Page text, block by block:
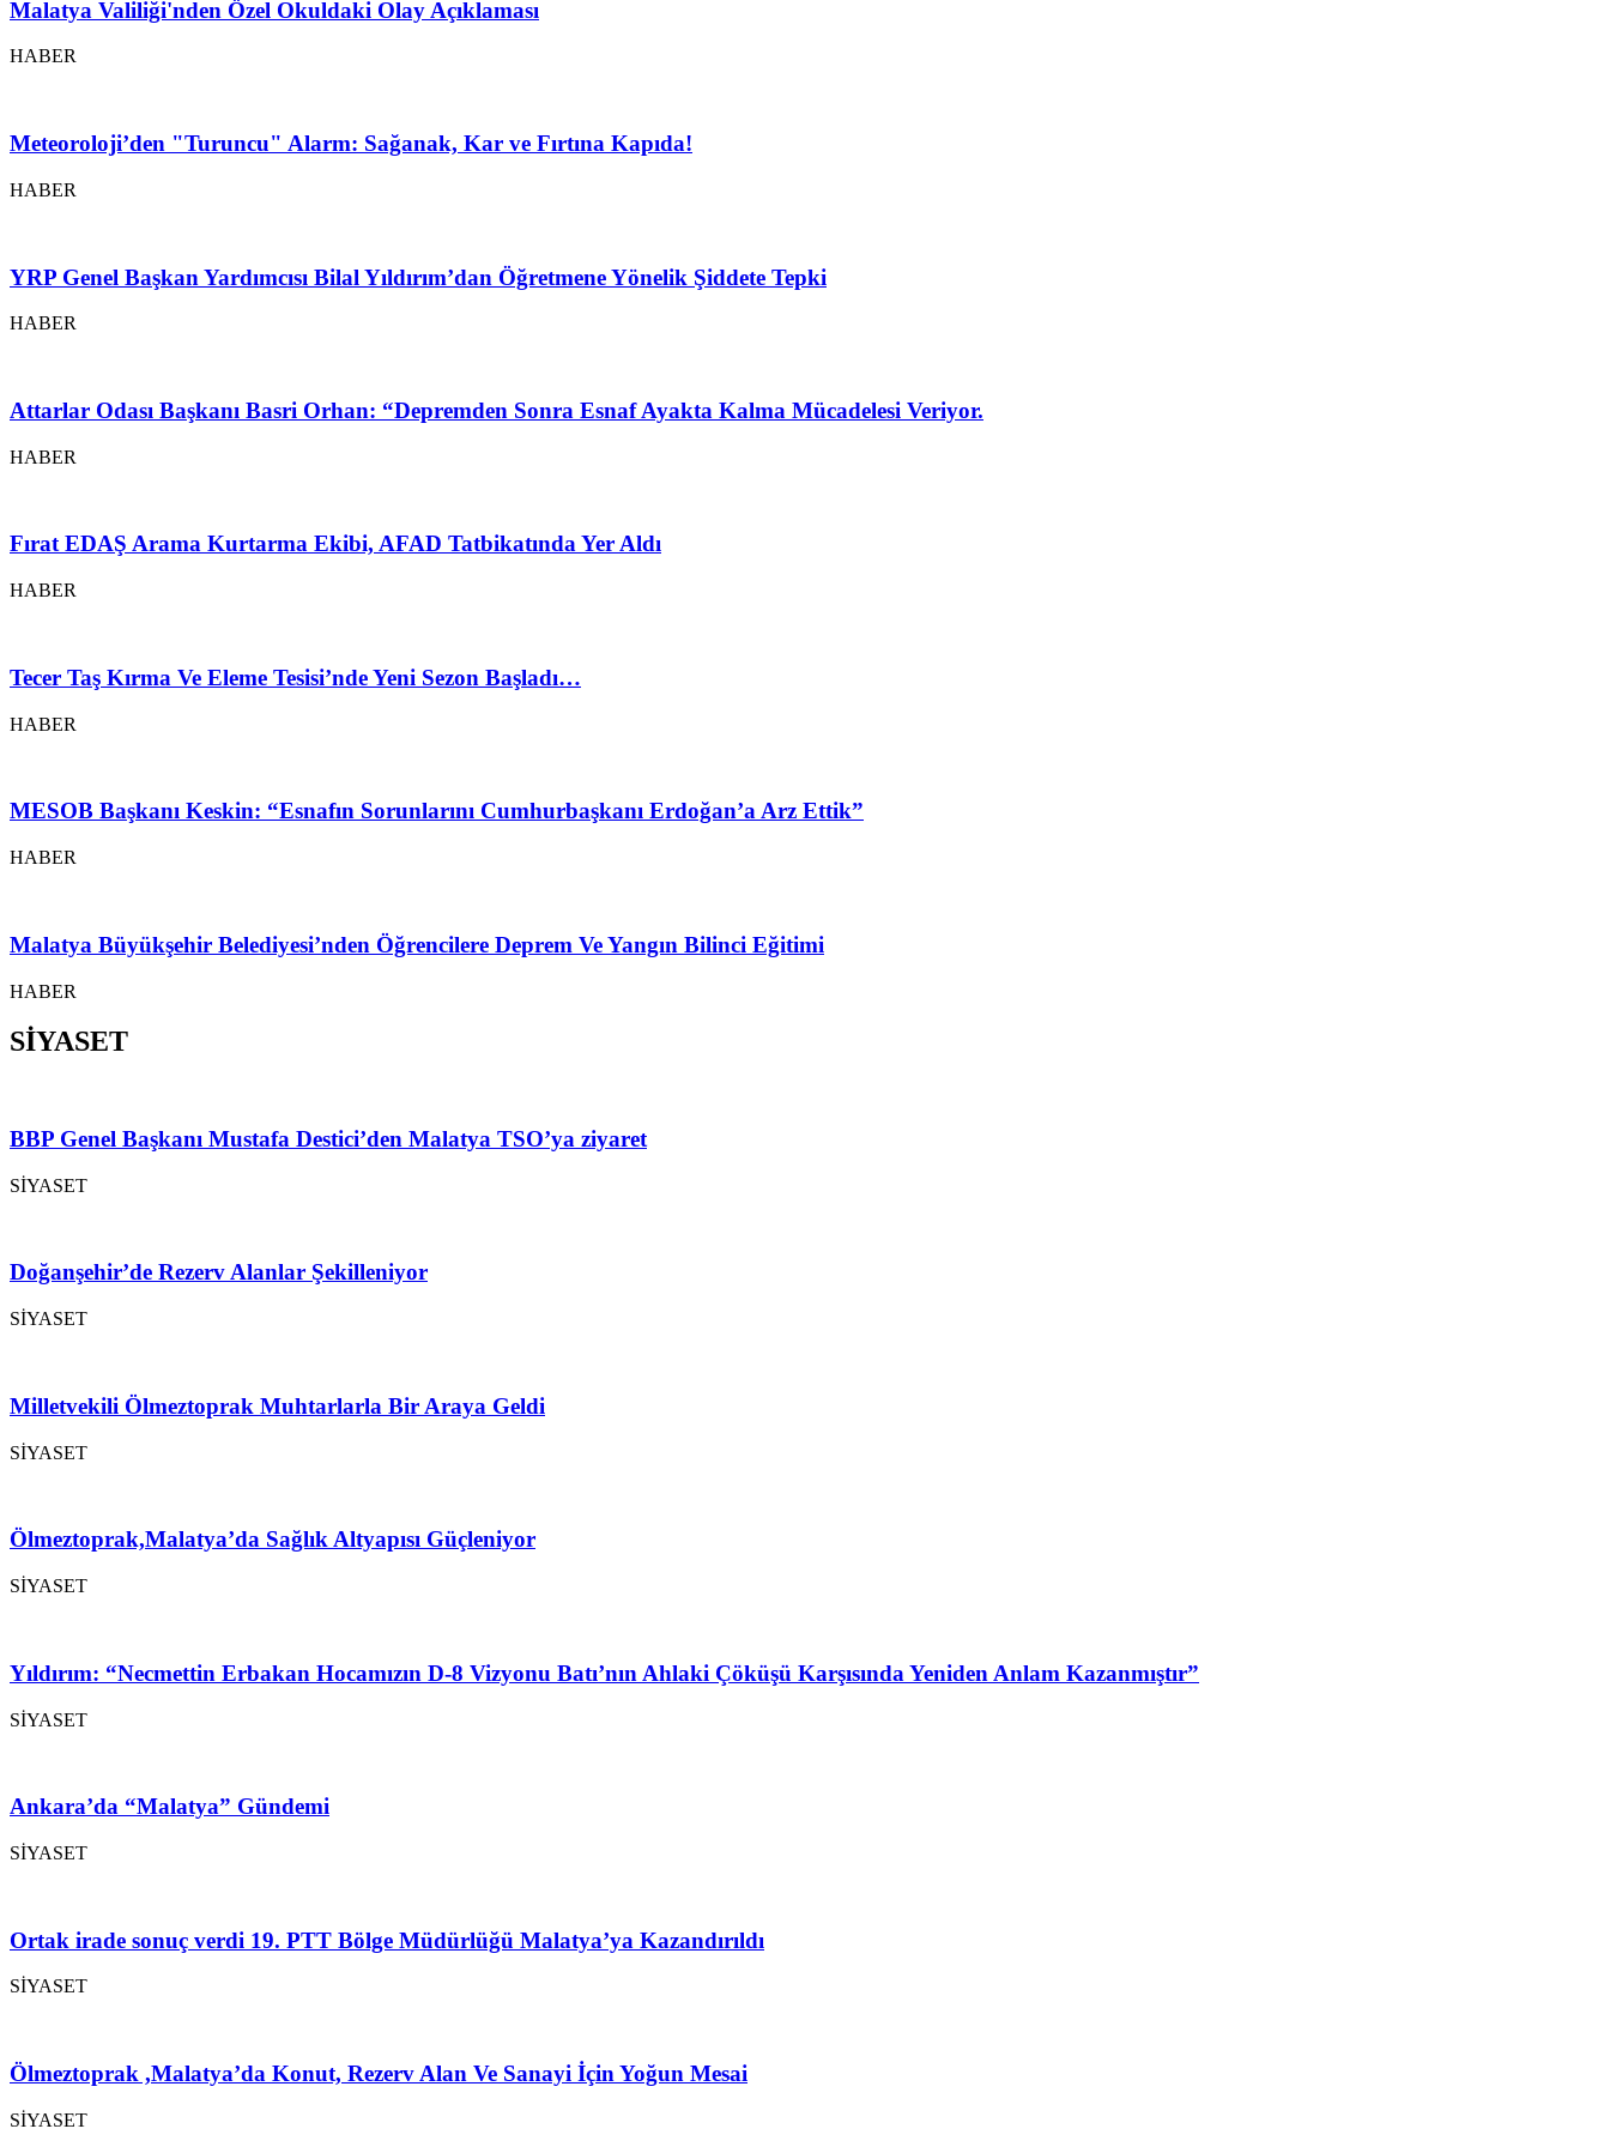
Malatya Valiliği'nden Özel Okuldaki Olay Açıklaması
HABER
Meteoroloji’den "Turuncu" Alarm: Sağanak, Kar ve Fırtına Kapıda!
HABER
YRP Genel Başkan Yardımcısı Bilal Yıldırım’dan Öğretmene Yönelik Şiddete Tepki
HABER
Attarlar Odası Başkanı Basri Orhan: “Depremden Sonra Esnaf Ayakta Kalma Mücadelesi Veriyor.
HABER
Fırat EDAŞ Arama Kurtarma Ekibi, AFAD Tatbikatında Yer Aldı
HABER
Tecer Taş Kırma Ve Eleme Tesisi’nde Yeni Sezon Başladı…
HABER
MESOB Başkanı Keskin: “Esnafın Sorunlarını Cumhurbaşkanı Erdoğan’a Arz Ettik”
HABER
Malatya Büyükşehir Belediyesi’nden Öğrencilere Deprem Ve Yangın Bilinci Eğitimi
HABER
SİYASET
BBP Genel Başkanı Mustafa Destici’den Malatya TSO’ya ziyaret
SİYASET
Doğanşehir’de Rezerv Alanlar Şekilleniyor
SİYASET
Milletvekili Ölmeztoprak Muhtarlarla Bir Araya Geldi
SİYASET
Ölmeztoprak,Malatya’da Sağlık Altyapısı Güçleniyor
SİYASET
Yıldırım: “Necmettin Erbakan Hocamızın D-8 Vizyonu Batı’nın Ahlaki Çöküşü Karşısında Yeniden Anlam Kazanmıştır”
SİYASET
Ankara’da “Malatya” Gündemi
SİYASET
Ortak irade sonuç verdi 19. PTT Bölge Müdürlüğü Malatya’ya Kazandırıldı
SİYASET
Ölmeztoprak ,Malatya’da Konut, Rezerv Alan Ve Sanayi İçin Yoğun Mesai
SİYASET